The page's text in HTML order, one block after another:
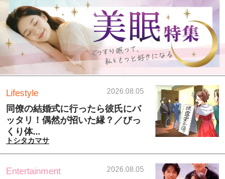
Lifestyle 2026.08.05
同僚の結婚式に行ったら彼氏にバ
ッタリ！偶然が招いた縁？／びっ
くり体...
トシタカマサ
Entertainment 2026.08.05